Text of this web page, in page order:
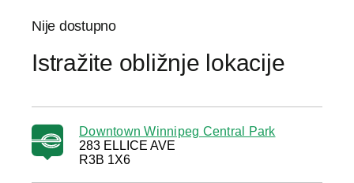
Nije dostupno
Istražite obližnje lokacije
Downtown Winnipeg Central Park
283 ELLICE AVE
R3B 1X6